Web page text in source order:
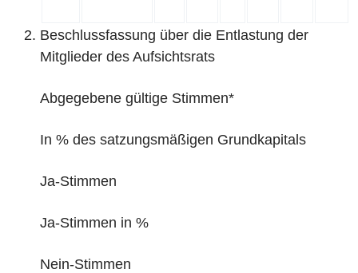
‌Beschlussfassung über die Entlastung der
Mitglieder des Aufsichtsrats
Abgegebene gültige Stimmen*
In % des satzungsmäßigen Grundkapitals
Ja-Stimmen
Ja-Stimmen in %
Nein-Stimmen